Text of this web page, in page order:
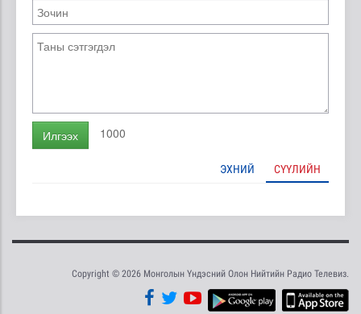
Илгээх 1000
ЭХНИЙ СҮҮЛИЙН
Copyright © 2026 Монголын Үндэсний Олон Нийтийн Радио Телевиз.